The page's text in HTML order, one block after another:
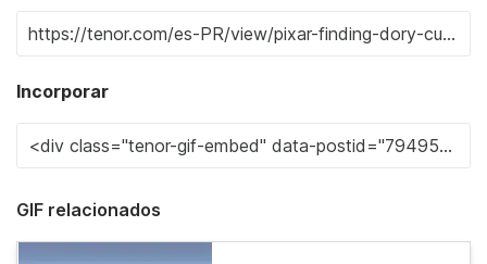
Incorporar
GIF relacionados